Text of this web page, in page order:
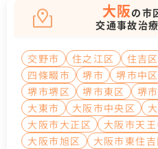
大阪の市
交通事故治
交野市 住之江区 住吉区
四條畷市
堺市 堺市中区
堺市堺区
堺市東区 堺
大東市
大阪市中央区
大阪市大正区
大阪市天
大阪市旭区
大阪市東住